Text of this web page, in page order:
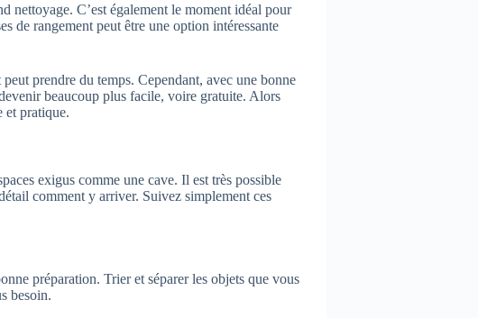
nettoyage. C’est également le moment idéal pour
de rangement peut être une option intéressante
prendre du temps. Cependant, avec une bonne
beaucoup plus facile, voire gratuite. Alors
et pratique.
exigus comme une cave. Il est très possible
comment y arriver. Suivez simplement ces
préparation. Trier et séparer les objets que vous
besoin.